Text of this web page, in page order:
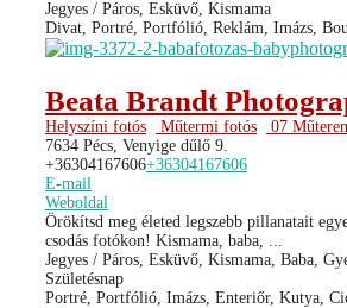
Jegyes / Páros, Esküvő, Kismama
Divat, Portré, Portfólió, Reklám, Imázs,
Beata Brandt
Helyszíni fotós Műtermi fotós
07
7634 Pécs, Venyige dűlő 9.
+36304167606+36304167606
E-mail
Weboldal
Örökítsd meg életed legszebb pillanatait
csodás fotókon! Kismama, baba, ...
Jegyes / Páros, Esküvő, Kismama, Baba,
Születésnap
Portré, Portfólió, Imázs, Enteriőr, Kutya,